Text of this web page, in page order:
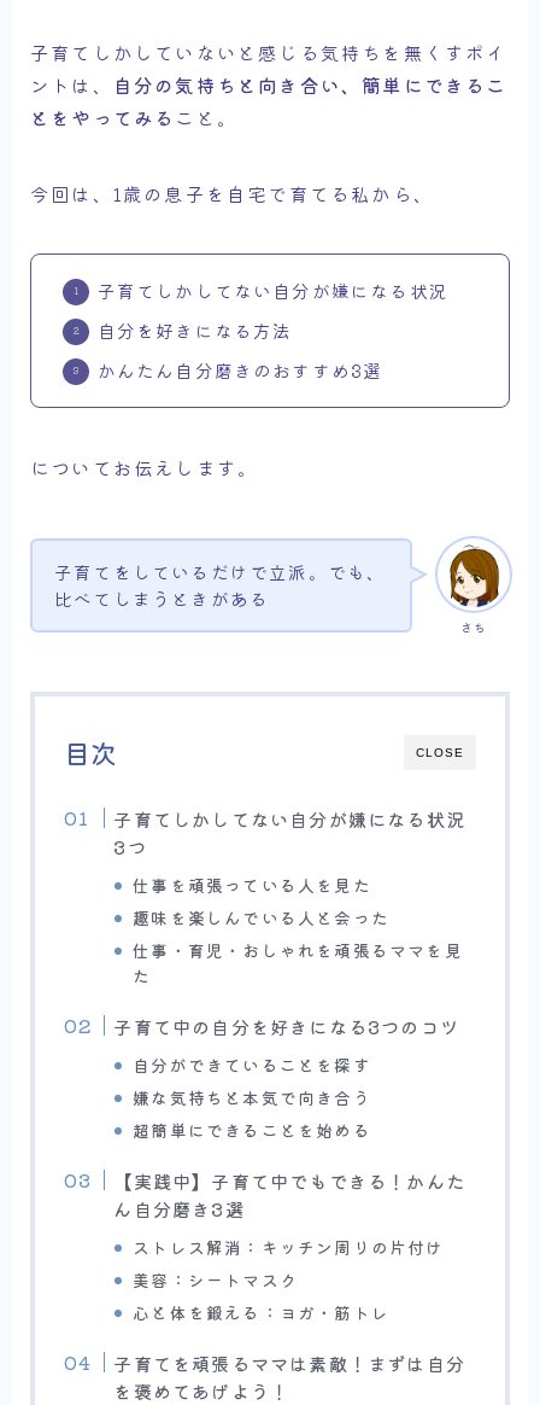
子育てしかしていないと感じる気持ちを無くすポイ
ントは、
自分の気持ちと向き合い、簡単にできるこ
とをやってみる こと。
今回は、1歳の息子を自宅で育てる私から、
子育てしかしてない自分が嫌になる状況
自分を好きになる方法
かんたん自分磨きのおすすめ3選
についてお伝えします。
さち
子育てをしているだけで立派。でも、
比べてしまうときがある
CLOSE
目次
子育てしかしてない自分が嫌になる状況
3つ
仕事を頑張っている人を見た
趣味を楽しんでいる人と会った
仕事・育児・おしゃれを頑張るママを見
た
子育て中の自分を好きになる3つのコツ
自分ができていることを探す
嫌な気持ちと本気で向き合う
超簡単にできることを始める
【実践中】子育て中でもできる！かんた
ん自分磨き3選
ストレス解消：キッチン周りの片付け
美容：シートマスク
心と体を鍛える：ヨガ・筋トレ
子育てを頑張るママは素敵！まずは自分
を褒めてあげよう！